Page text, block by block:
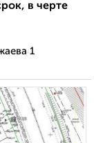
в черте
1